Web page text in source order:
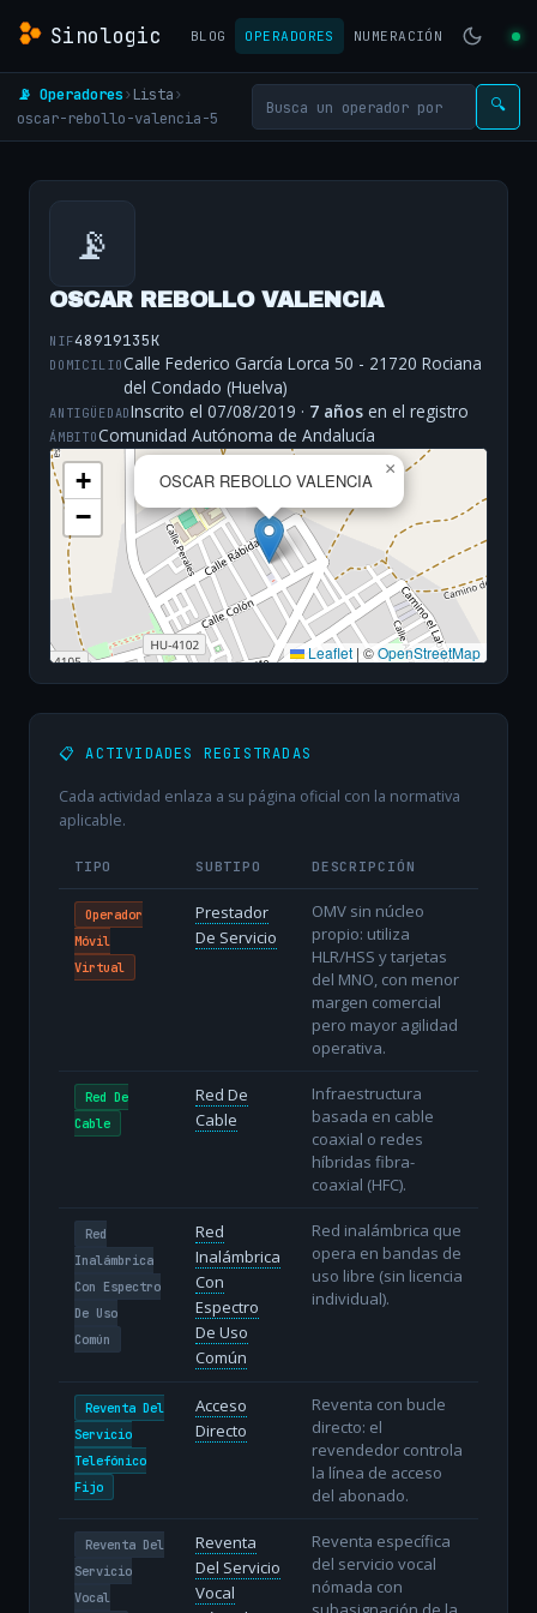
Sinologic BLOG OPERADORES NUMERACIÓN
📡 Operadores› Lista›
oscar-rebollo-valencia-5
🔍
📡
OSCAR REBOLLO VALENCIA
NIF48919135K
DOMICILIOCalle Federico García Lorca 50 - 21720 Rociana
del Condado (Huelva)
ANTIGÜEDADInscrito el 07/08/2019 · 7 años en el registro
ÁMBITOComunidad Autónoma de Andalucía
OSCAR REBOLLO VALENCIA
×
+
−
Leaflet | ©OpenStreetMap
📋 ACTIVIDADES REGISTRADAS
Cada actividad enlaza a su página oficial con la normativa
aplicable.
TIPO SUBTIPO DESCRIPCIÓN
Operador
Móvil
Virtual
Prestador
De Servicio
OMV sin núcleo
propio: utiliza
HLR/HSS y tarjetas
del MNO, con menor
margen comercial
pero mayor agilidad
operativa.
Red De
Cable
Red De
Cable
Infraestructura
basada en cable
coaxial o redes
híbridas fibra-
coaxial (HFC).
Red
Inalámbrica
Con Espectro
De Uso
Común
Red
Inalámbrica
Con
Espectro
De Uso
Común
Red inalámbrica que
opera en bandas de
uso libre (sin licencia
individual).
Reventa Del
Servicio
Telefónico
Fijo
Acceso
Directo
Reventa con bucle
directo: el
revendedor controla
la línea de acceso
del abonado.
Reventa Del
Servicio
Vocal
Reventa
Del Servicio
Vocal
Reventa específica
del servicio vocal
nómada con